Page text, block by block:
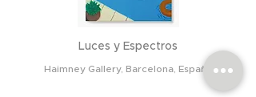
Luces y Espectros
Haimney Gallery, Barcelona, España